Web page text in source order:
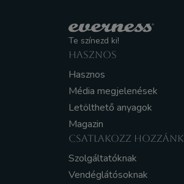
Te színezd ki!
HASZNOS
Hasznos
Média megjelenések
Letölthető anyagok
Magazin
CSATLAKOZZ HOZZÁNK
Szolgáltatóknak
Vendéglátósoknak